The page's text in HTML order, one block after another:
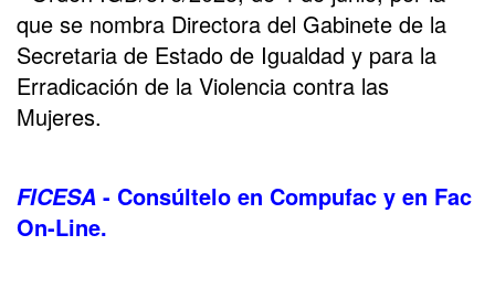
que se nombra Directora del Gabinete de la
Secretaria de Estado de Igualdad y para la
Erradicación de la Violencia contra las
Mujeres.
FICESA - Consúltelo en Compufac y en Fac
On-Line.